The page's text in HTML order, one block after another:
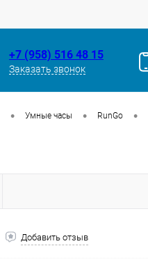
+7 (958) 516 48 15
Заказать звонок
• Умные часы • RunGo •
Добавить отзыв